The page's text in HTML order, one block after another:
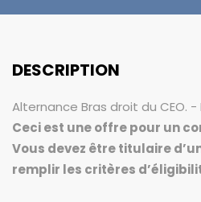
DESCRIPTION
Alternance Bras droit du CEO. -
Ceci est une offre pour un
Vous devez être titulaire d’un
remplir les critères